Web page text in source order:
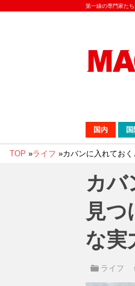
第一線の専門家た
国内
TOP »ライフ »カバンに入れてお
カバ
見
な実
ライフ